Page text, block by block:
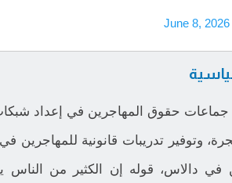
June 8, 2026
جماعات حقوق المهاجرين في إعداد
وتوفير تدريبات قانونية للمهاجرين
في دالاس، قوله إن الكثير من